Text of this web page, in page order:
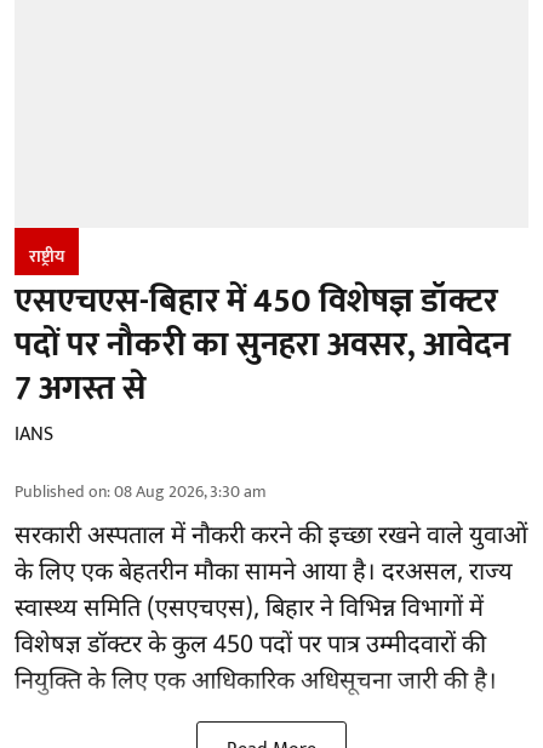
राष्ट्रीय
एसएचएस-बिहार में 450 विशेषज्ञ डॉक्टर
पदों पर नौकरी का सुनहरा अवसर, आवेदन
7 अगस्त से
IANS
Published on:08 Aug 2026, 3:30 am
सरकारी अस्पताल में नौकरी करने की इच्छा रखने वाले युवाओं
के लिए एक बेहतरीन मौका सामने आया है। दरअसल, राज्य
स्वास्थ्य समिति (एसएचएस), बिहार ने विभिन्न विभागों में
विशेषज्ञ डॉक्टर के कुल 450 पदों पर पात्र उम्मीदवारों की
नियुक्ति के लिए एक आधिकारिक अधिसूचना जारी की है।